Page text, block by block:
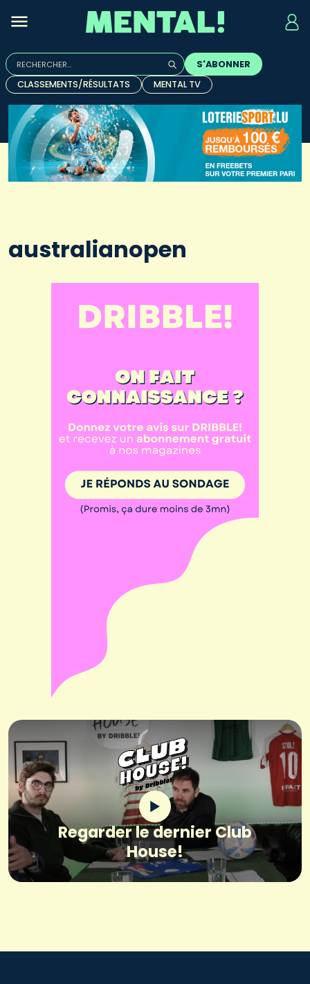
Rechercher :
Quand les résultats de l'auto-complétion sont
S'ABONNER
CLASSEMENTS/RÉSULTATS
MENTAL TV
australianopen
Regarder le dernier Club
House!